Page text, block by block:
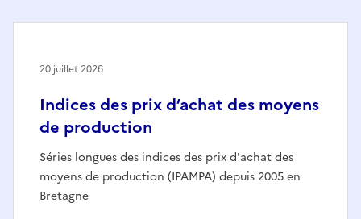
Indices des prix d’achat des moyens
de production
Séries longues des indices des prix d'achat des
moyens de production (IPAMPA) depuis 2005 en
Bretagne
20 juillet 2026